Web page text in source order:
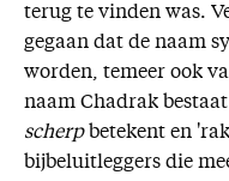
terug te vinden was.
gegaan dat de naam
worden, temeer ook
naam Chadrak
scherpbetekent en
bijbeluitleggers die